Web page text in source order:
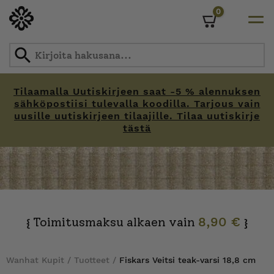
Tilaamalla Uutiskirjeen saat -5 % alennuksen
sähköpostiisi tulevalla koodilla. Tarjous vain
uusille uutiskirjeen tilaajille. Tilaa uutiskirje
tästä
0
{ Toimitusmaksu alkaen vain 8,90 € }
Wanhat Kupit / Tuotteet / Fiskars Veitsi teak-varsi 18,8 cm